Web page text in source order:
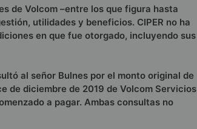
de Volcom –entre los que figura hasta
utilidades y beneficios. CIPER no ha
en que fue otorgado, incluyendo sus
al señor Bulnes por el monto original de
de diciembre de 2019 de Volcom Servicios
a pagar. Ambas consultas no